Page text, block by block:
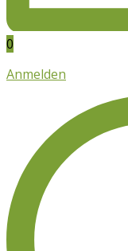
0
Anmelden